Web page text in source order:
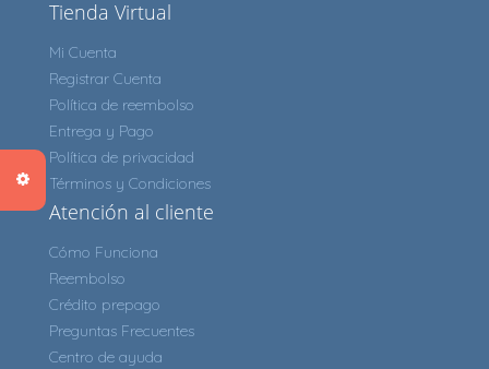
Tienda Virtual
Mi Cuenta
Registrar Cuenta
Política de reembolso
Entrega y Pago
Política de privacidad
Términos y Condiciones
Atención al cliente
Cómo Funciona
Reembolso
Crédito prepago
Preguntas Frecuentes
Centro de ayuda